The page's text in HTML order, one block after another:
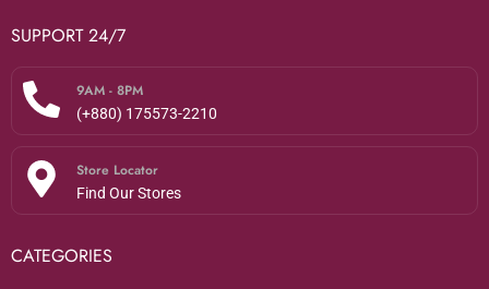
SUPPORT 24/7
9AM - 8PM
(+880) 175573-2210
Store Locator
Find Our Stores
CATEGORIES